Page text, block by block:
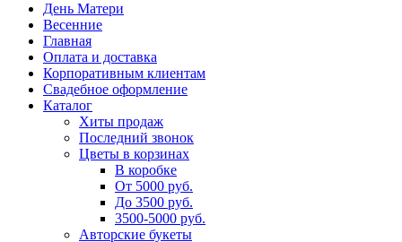
День Матери
Весенние
Главная
Оплата и доставка
Корпоративным клиентам
Свадебное оформление
Каталог
Хиты продаж
Последний звонок
Цветы в корзинах
В коробке
От 5000 руб.
До 3500 руб.
3500-5000 руб.
Авторские букеты